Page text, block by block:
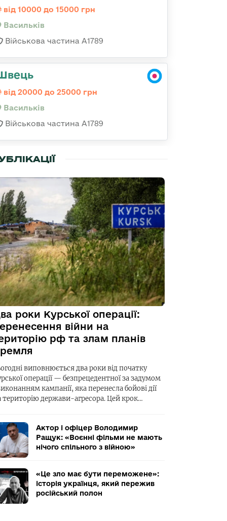
від 10000 до 15000 грн
Васильків
Військова частина А1789
від 20000 до 25000 грн
Васильків
Військова частина А1789
роки Курської операції:
війни на
рф та злам планів
виповнюється два роки від початку
операції — безпрецедентної за задумом
кампанії, яка перенесла бойові дії
територію держави-агресора. Цей крок…
Актор і офіцер Володимир
Ращук: «Воєнні фільми не мають
нічого спільного з війною»
«Це зло має бути переможене»:
історія українця, який пережив
російський полон